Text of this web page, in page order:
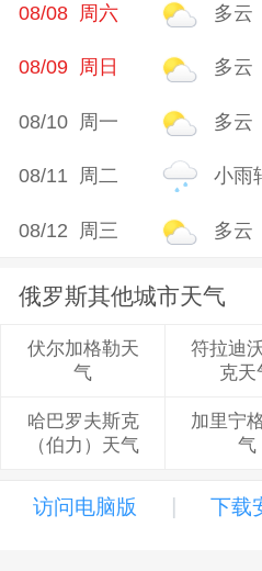
08/08 周六 多云
08/09 周日 多云
08/10 周一 多云
08/11 周二 小雨
08/12 周三 多云
俄罗斯其他城市天气
伏尔加格勒天
气
符拉迪
克天
哈巴罗夫斯克
（伯力）天气
加里宁
气
访问电脑版 | 下载